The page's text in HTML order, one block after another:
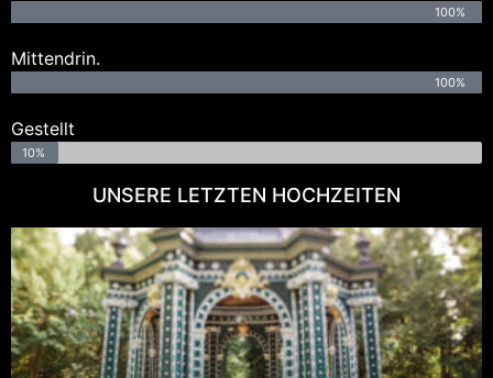
100%
Mittendrin.
100%
Gestellt
10%
UNSERE LETZTEN HOCHZEITEN